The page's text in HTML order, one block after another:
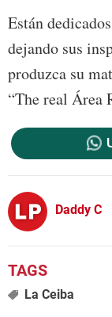
Están
dejando sus
produzca su
“The real Área
Daddy C
La Ceiba